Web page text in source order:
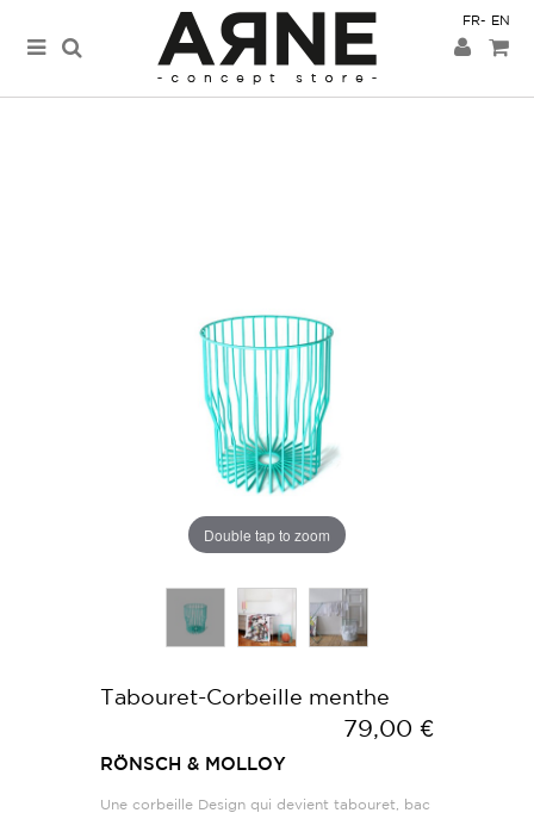
FR EN
Double tap to zoom
Tabouret-Corbeille menthe
79,00 €
RÖNSCH & MOLLOY
Une corbeille Design qui devient tabouret, bac